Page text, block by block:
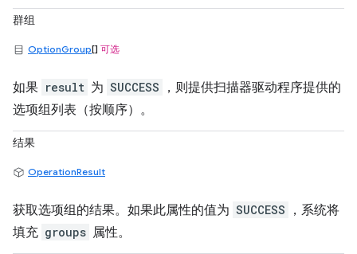
群组
OptionGroup[] 可选
如果 result 为 SUCCESS
，则提供扫描器驱动程序提供的
选项组列表（按顺序）。
结果
OperationResult
获取选项组的结果。如果此属性的值为 SUCCESS
，系统将
填充 groups 属性。